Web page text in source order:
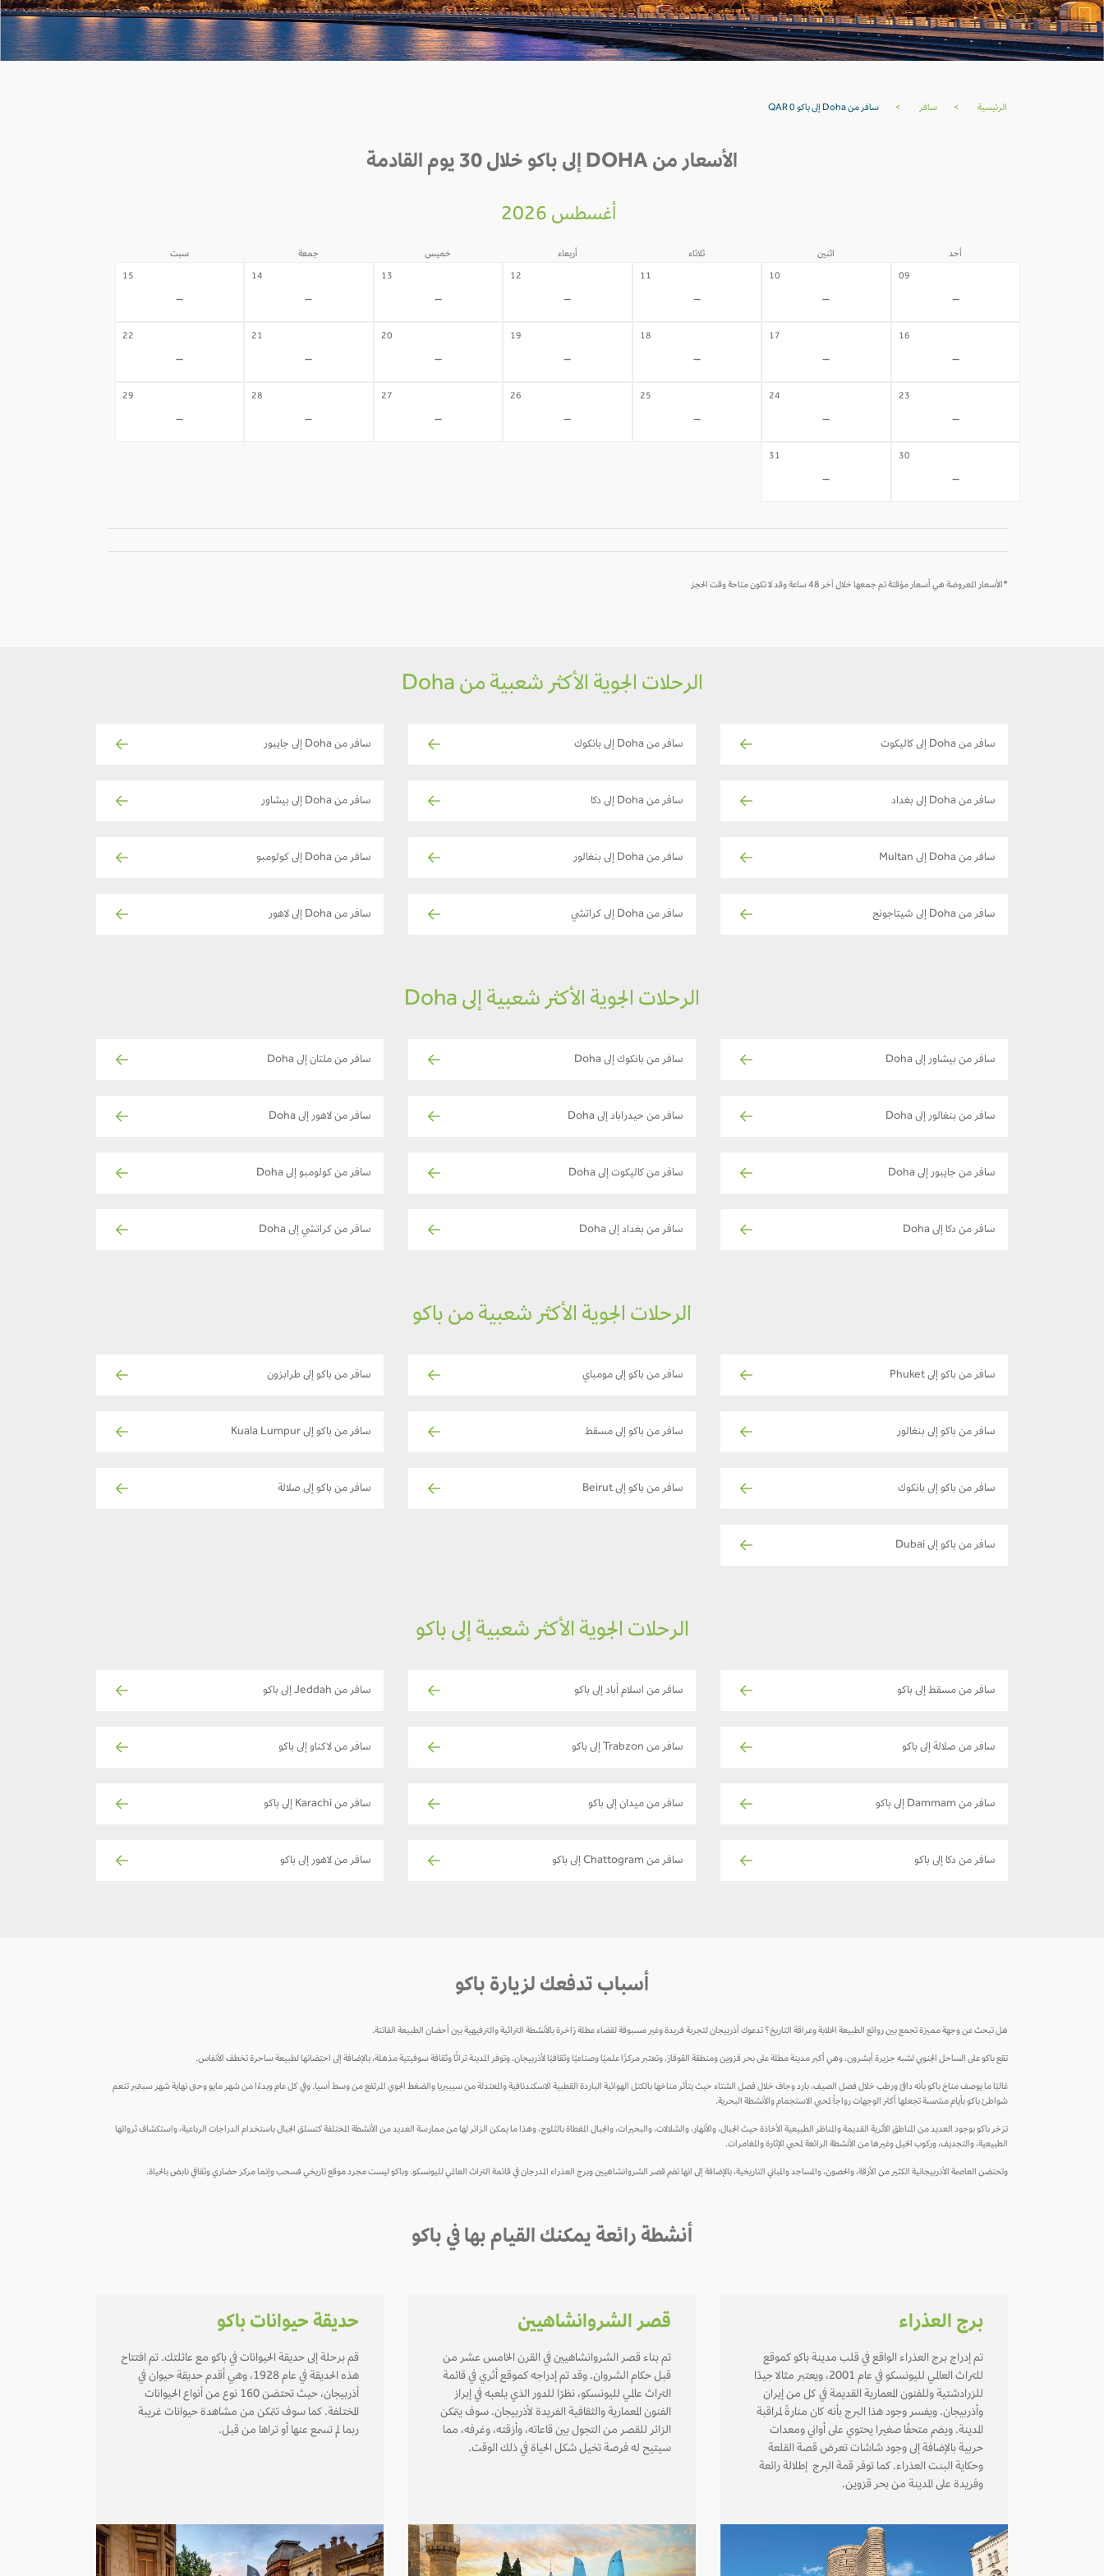
الرئيسية > سافر > سافر من Doha إلى باكو QAR 0
الأسعار من DOHA إلى باكو خلال 30 يوم القادمة
أغسطس 2026
أحد اثنين ثلاثاء أربعاء خميس جمعة سبت
09
-
10
-
11
-
12
-
13
-
14
-
15
-
16
-
17
-
18
-
19
-
20
-
21
-
22
-
23
-
24
-
25
-
26
-
27
-
28
-
29
-
30
-
31
-
*الأسعار المعروضة هي أسعار مؤقتة تم جمعها خلال آخر 48 ساعة وقد لا تكون متاحة وقت الحجز
الرحلات الجوية الأكثر شعبية من Doha
سافر من Doha إلى كاليكوت سافر من Doha إلى بانكوك سافر من Doha إلى جايبور
سافر من Doha إلى بغداد سافر من Doha إلى دكا سافر من Doha إلى بيشاور
سافر من Doha إلى Multan سافر من Doha إلى بنغالور سافر من Doha إلى كولومبو
سافر من Doha إلى شيتاجونج سافر من Doha إلى كراتشي سافر من Doha إلى لاهور
الرحلات الجوية الأكثر شعبية إلى Doha
سافر من بيشاور إلى Doha سافر من بانكوك إلى Doha سافر من ملتان إلى Doha
سافر من بنغالور إلى Doha سافر من حيدراباد إلى Doha سافر من لاهور إلى Doha
سافر من جايبور إلى Doha سافر من كاليكوت إلى Doha سافر من كولومبو إلى Doha
سافر من دكا إلى Doha سافر من بغداد إلى Doha سافر من كراتشي إلى Doha
الرحلات الجوية الأكثر شعبية من باكو
سافر من باكو إلى Phuket سافر من باكو إلى مومباي سافر من باكو إلى طرابزون
سافر من باكو إلى بنغالور سافر من باكو إلى مسقط سافر من باكو إلى Kuala Lumpur
سافر من باكو إلى بانكوك سافر من باكو إلى Beirut سافر من باكو إلى صلالة
سافر من باكو إلى Dubai
الرحلات الجوية الأكثر شعبية إلى باكو
سافر من مسقط إلى باكو سافر من اسلام آباد إلى باكو سافر من Jeddah إلى باكو
سافر من صلالة إلى باكو سافر من Trabzon إلى باكو سافر من لاكناو إلى باكو
سافر من Dammam إلى باكو سافر من ميدان إلى باكو سافر من Karachi إلى باكو
سافر من دكا إلى باكو سافر من Chattogram إلى باكو سافر من لاهور إلى باكو
أسباب تدفعك لزيارة باكو
هل تبحث عن وجهة مميزة تجمع بين روائع الطبيعة الخلابة وعراقة التاريخ؟ تدعوك أذربيجان لتجربة فريدة وغير مسبوقة لقضاء عطلة زاخرة بالأنشطة التراثية والترفيهية بين أحضان الطبيعة الفاتنة.
تقع باكو على الساحل الجنوبي لشبه جزيرة أبشرون، وهي أكبر مدينة مطلة على بحر قزوين ومنطقة القوقاز. وتعتبر مركزًا علميًا وصناعيًا وثقافيًا لأذربيجان. وتوفر المدينة تراثًا وثقافة سوفيتية مذهلة، بالإضافة إلى احتضانها لطبيعة ساحرة تخطف الأنفاس.
غالبًا ما يوصف مناخ باكو بأنه دافئ ورطب خلال فصل الصيف، بارد وجاف خلال فصل الشتاء حيث يتأثر مناخها بالكتل الهوائية الباردة القطبية الاسكندنافية والمعتدلة من سيبيريا والضغط الجوي المرتفع من وسط آسيا. وفي كل عام وبدءًا من شهر مايو وحتى نهاية شهر سبتمبر تنعم
شواطئ باكو بأيام مشمسة تجعلها أكثر الوجهات رواجاً لمحبي الاستجمام والأنشطة البحرية.
تزخر باكو بوجود العديد من المناطق الأثرية القديمة والمناظر الطبيعية الأخاذة حيث الجبال، والأنهار، والشلالات، والبحيرات، والجبال المغطاة بالثلوج، وهذا ما يمكن الزائر لها من ممارسة العديد من الأنشطة المختلفة كتسلق الجبال باستخدام الدراجات الرباعية، واستكشاف ثرواتها
الطبيعية، والتجديف، وركوب الخيل وغيرها من الأنشطة الرائعة لمحبي الإثارة والمغامرات.
وتحتضن العاصمة الأذربيجانية الكثير من الأزقة، والحصون، والمساجد والمباني التاريخية، بالإضافة إلى انها تضم قصر الشروانشاهيين وبرج العذراء المدرجان في قائمة التراث العالمي لليونسكو. وباكو ليست مجرد موقع تاريخي فسحب وإنما مركز حضاري وثقافي نابض بالحياة.
أنشطة رائعة يمكنك القيام بها في باكو
برج العذراء
تم إدراج برج العذراء الواقع في قلب مدينة باكو كموقع
للتراث العالمي لليونسكو في عام 2001، ويعتبر مثالا جيدًا
للزرادشتية وللفنون المعمارية القديمة في كل من إيران
وأذربيجان. ويفسر وجود هذا البرج بأنه كان منارةً لمراقبة
المدينة. ويضم متحفًا صغيرا يحتوي على أواني ومعدات
حربية بالإضافة إلى وجود شاشات تعرض قصة القلعة
وحكاية البنت العذراء. كما توفر قمة البرج إطلالة رائعة
وفريدة على المدينة من بحر قزوين.
قصر الشروانشاهيين
تم بناء قصر الشروانشاهيين في القرن الخامس عشر من
قبل حكام الشروان. وقد تم إدراجه كموقع أثري في قائمة
التراث عالمي لليونسكو، نظرًا للدور الذي يلعبه في إبراز
الفنون المعمارية والثقافية الفريدة لأذربيجان. سوف يتمكن
الزائر للقصر من التجول بين قاعاته، وأزقته، وغرفه، مما
سيتيح له فرصة تخيل شكل الحياة في ذلك الوقت.
حديقة حيوانات باكو
قم برحلة إلى حديقة الحيوانات في باكو مع عائلتك. تم افتتاح
هذه الحديقة في عام 1928، وهي أقدم حديقة حيوان في
أذربيجان، حيث تحتضن 160 نوع من أنواع الحيوانات
المختلفة. كما سوف تتمكن من مشاهدة حيوانات غريبة
ربما لم تسمع عنها أو تراها من قبل.